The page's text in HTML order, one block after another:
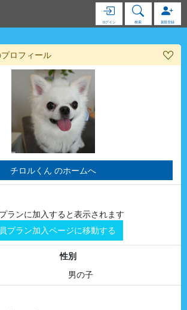
ログイン 検索 新規登録
ロフィール
チロルくん のホームへ
ランに加入すると表示されます
プラン加入ページに移動する
性別
男の子